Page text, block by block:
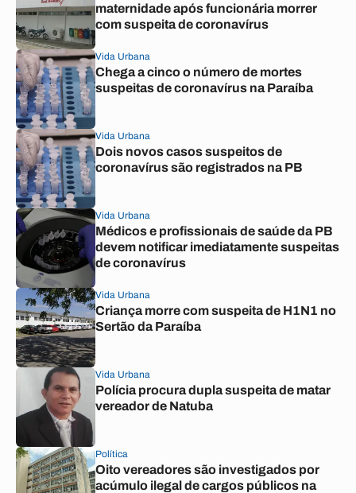
maternidade após funcionária morrer
com suspeita de coronavírus
Vida Urbana
Chega a cinco o número de mortes
suspeitas de coronavírus na Paraíba
Vida Urbana
Dois novos casos suspeitos de
coronavírus são registrados na PB
Vida Urbana
Médicos e profissionais de saúde da PB
devem notificar imediatamente suspeitas
de coronavírus
Vida Urbana
Criança morre com suspeita de H1N1 no
Sertão da Paraíba
Vida Urbana
Polícia procura dupla suspeita de matar
vereador de Natuba
Política
Oito vereadores são investigados por
acúmulo ilegal de cargos públicos na